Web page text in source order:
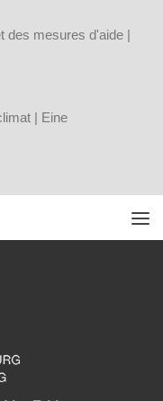
des mesures d'aide |
| Eine